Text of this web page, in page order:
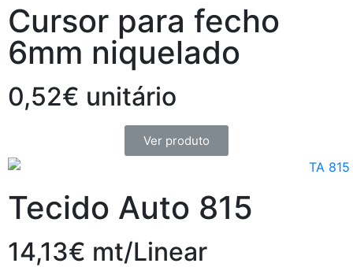
Cursor para fecho
6mm niquelado
0,52€ unitário
Ver produto
Tecido Auto 815
14,13€ mt/Linear